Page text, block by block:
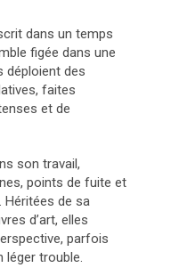
dans un temps
figée dans une
déploient des
faites
et de
son travail,
points de fuite et
Héritées de sa
d’art, elles
parfois
léger trouble.